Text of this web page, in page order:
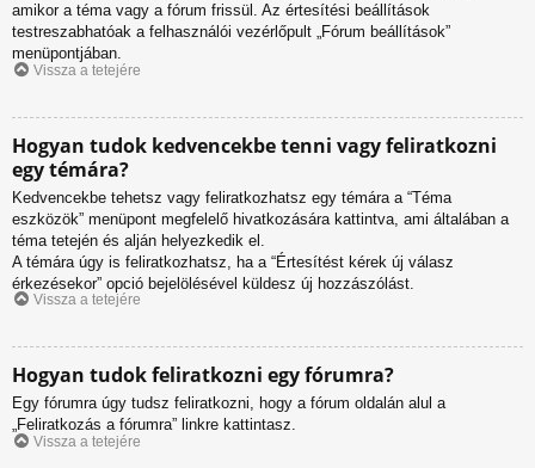
amikor a téma vagy a fórum frissül. Az értesítési beállítások
testreszabhatóak a felhasználói vezérlőpult „Fórum beállítások”
menüpontjában.
Vissza a tetejére
Hogyan tudok kedvencekbe tenni vagy feliratkozni
egy témára?
Kedvencekbe tehetsz vagy feliratkozhatsz egy témára a “Téma
eszközök” menüpont megfelelő hivatkozására kattintva, ami általában a
téma tetején és alján helyezkedik el.
A témára úgy is feliratkozhatsz, ha a “Értesítést kérek új válasz
érkezésekor” opció bejelölésével küldesz új hozzászólást.
Vissza a tetejére
Hogyan tudok feliratkozni egy fórumra?
Egy fórumra úgy tudsz feliratkozni, hogy a fórum oldalán alul a
„Feliratkozás a fórumra” linkre kattintasz.
Vissza a tetejére